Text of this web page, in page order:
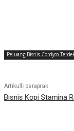
Peluang Bisnis Cordyco
Artikulli paraprak
Bisnis Kopi Stamina